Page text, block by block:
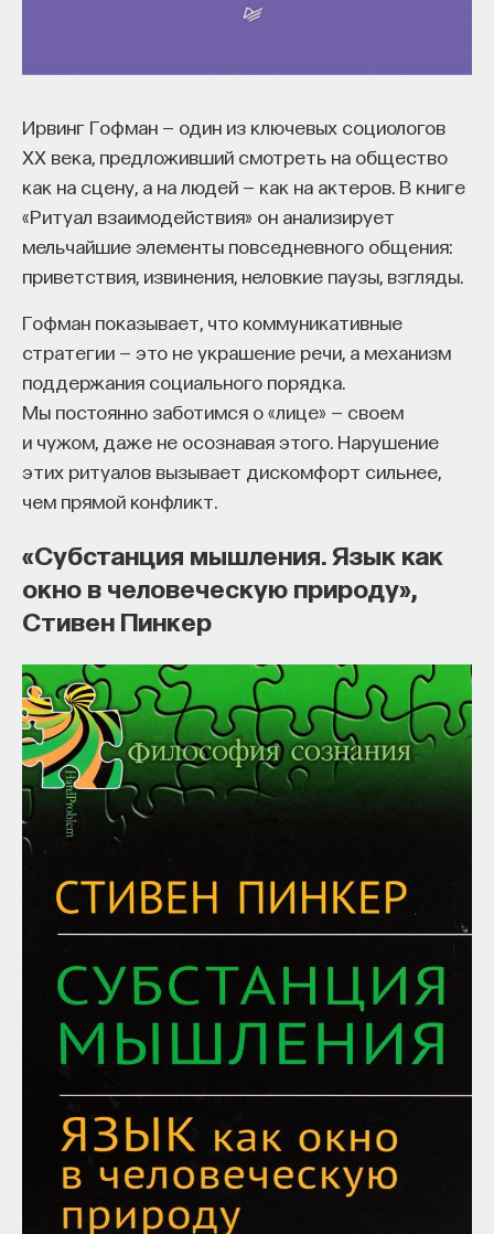
Ирвинг Гофман — один из ключевых социологов
XX века, предложивший смотреть на общество
как на сцену, а на людей — как на актеров. В книге
«Ритуал взаимодействия» он анализирует
мельчайшие элементы повседневного общения:
приветствия, извинения, неловкие паузы, взгляды.
Гофман показывает, что коммуникативные
стратегии — это не украшение речи, а механизм
поддержания социального порядка.
Мы постоянно заботимся о «лице» — своем
и чужом, даже не осознавая этого. Нарушение
этих ритуалов вызывает дискомфорт сильнее,
чем прямой конфликт.
«Субстанция мышления. Язык как
окно в человеческую природу»,
Стивен Пинкер
ФИЛОСОФСКИЙ ПОИСК: НАЧАЛА
Философский поиск: начала
СОХРАНИТЬ КУРС
Внеси свой вклад в дело
просвещения!